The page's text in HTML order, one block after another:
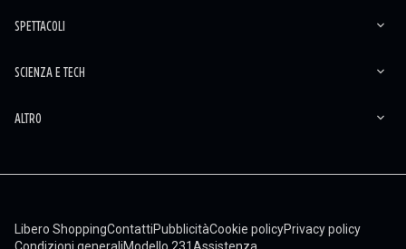
SPETTACOLI
SCIENZA E TECH
ALTRO
Libero ShoppingContattiPubblicitàCookie policyPrivacy policy
Condizioni generaliModello 231 Assistenza